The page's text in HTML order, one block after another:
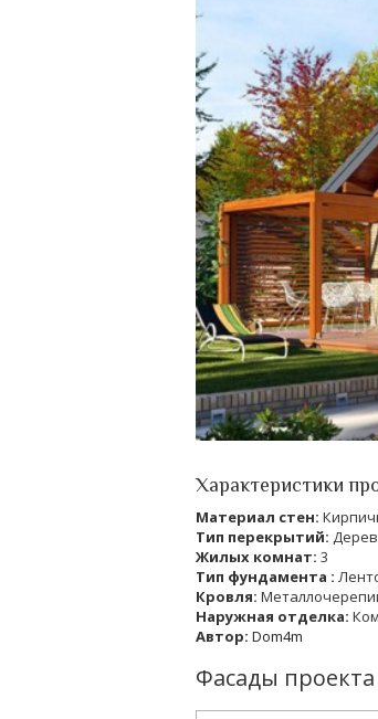
Характеристики
Материал стен:
Тип перекрытий:
Жилых комнат: 3
Тип фундамента :
Кровля:
Наружная отделка:
Автор: Dom4m
Фасады проекта